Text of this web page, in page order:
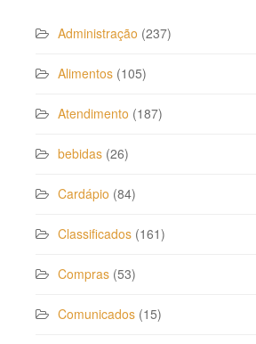
Administração (237)
Alimentos (105)
Atendimento (187)
bebidas (26)
Cardápio (84)
Classificados (161)
Compras (53)
Comunicados (15)